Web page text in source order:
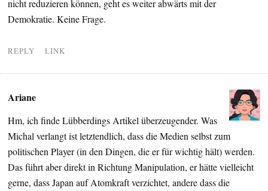
nicht reduzieren können, geht es weiter abwärts mit der
Demokratie. Keine Frage.
REPLY LINK
Ariane
Hm, ich finde Lübberdings Artikel überzeugender. Was
Michal verlangt ist letztendlich, dass die Medien selbst zum
politischen Player (in den Dingen, die er für wichtig hält) werden.
Das führt aber direkt in Richtung Manipulation, er hätte vielleicht
gerne, dass Japan auf Atomkraft verzichtet, andere dass die